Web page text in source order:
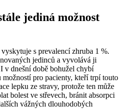
jediná možnost
s prevalencí zhruba 1 %.
jedinců a vyvolává ji
v dnešní době bohužel chybí
možností pro pacienty, kteří trpí touto
lepku ze stravy, protože ten může
bolest ve střevech, bránit absorpci
vážných dlouhodobých